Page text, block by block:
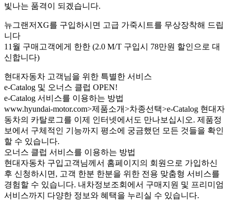
빛나는 품격이 되겠습니다.
뉴그랜저XG를 구입하시면 고급 가죽시트를 무상장착해 드립
니다
11월 구매고객에게 한한 (2.0 M/T 구입시 78만원 할인으로 대
신합니다)
현대자동차 고객님을 위한 특별한 서비스
e-Catalog 및 오너스 클럽 OPEN!
e-Catalog 서비스를 이용하는 방법
www.hyundai-motor.com>제품소개>차종선택>e-Catalog 현대자
동차의 카탈로그를 이제 인터넷에서도 만나보십시오. 제품정
보에서 구체적인 기능까지 평소에 궁금했던 모든 것들을 확인
할 수 있습니다.
오너스 클럽 서비스를 이용하는 방법
현대자동차 구입고객님께서 홈페이지의 회원으로 가입하신
후 신청하시면, 고객 한분 한분을 위한 전용 맞춤형 서비스를
경험할 수 있습니다. 내차정보조회에서 구매지원 및 프리미엄
서비스까지 다양한 정보와 혜택을 누리실 수 있습니다.